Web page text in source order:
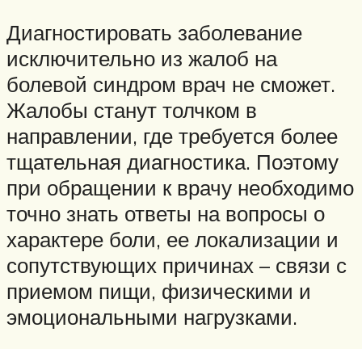
Диагностировать заболевание
исключительно из жалоб на
болевой синдром врач не сможет.
Жалобы станут толчком в
направлении, где требуется более
тщательная диагностика. Поэтому
при обращении к врачу необходимо
точно знать ответы на вопросы о
характере боли, ее локализации и
сопутствующих причинах – связи с
приемом пищи, физическими и
эмоциональными нагрузками.